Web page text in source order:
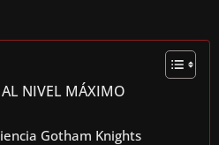
NIVEL MÁXIMO
Gotham Knights